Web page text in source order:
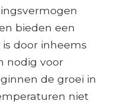
bieden een
door inheems
nodig voor
de groei in
niet